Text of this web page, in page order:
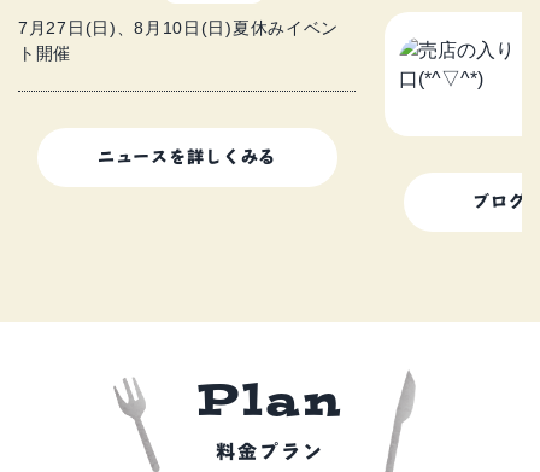
7月27日(日)、8月10日(日)夏休みイベン
ト開催
ニュースを詳しくみる
ブログ
Plan
料金プラン